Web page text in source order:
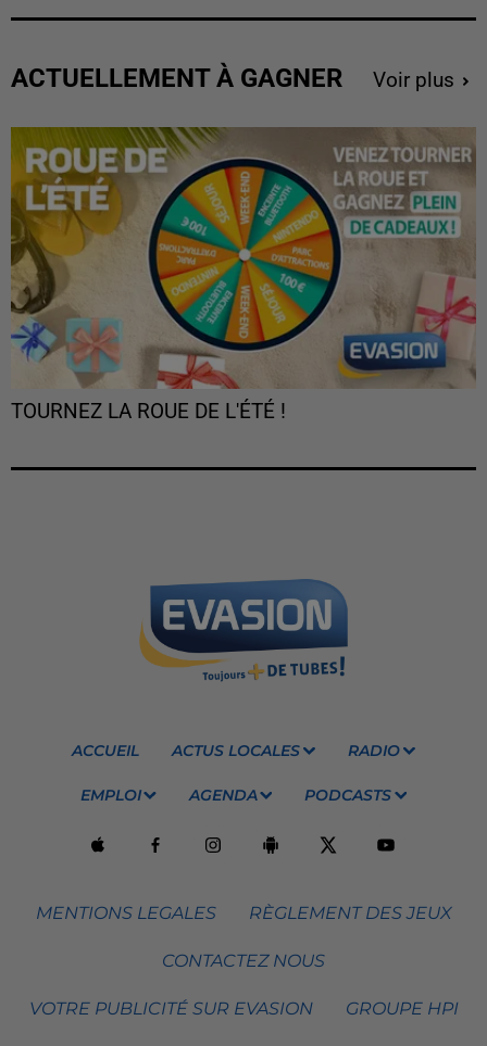
ACTUELLEMENT À GAGNER Voir plus
TOURNEZ LA ROUE DE L'ÉTÉ !
ACCUEIL ACTUS LOCALES RADIO
EMPLOI AGENDA PODCASTS
MENTIONS LEGALES RÈGLEMENT DES JEUX
CONTACTEZ NOUS
VOTRE PUBLICITÉ SUR EVASION GROUPE HPI